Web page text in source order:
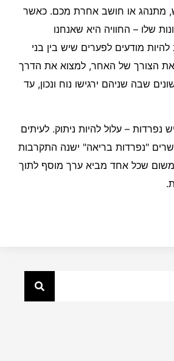
מתנהג או חושב אחרת מכם. כאשר
שלו – החוויה היא שאנחנו
מודעים לפערים שיש בין בני
את הצורך של האחר, למצוא את הדרך
שבה שניהם ירגישו נוח ונכון, עד
– עלול להיות ניתוק. לעיתים
"נפרדות בריאה" ישנה התקרבות
משום שכל אחד מביא ערך מוסף לתוך